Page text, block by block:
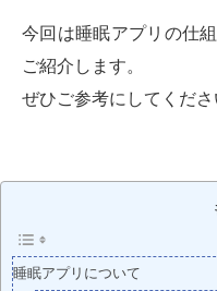
今回は睡眠アプリの仕
ご紹介します。
ぜひご参考にしてくださ
睡眠アプリについて